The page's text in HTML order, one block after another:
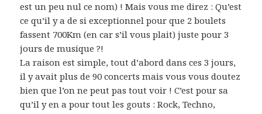
est un peu nul ce nom) ! Mais vous me direz : Qu’est
ce qu’il y a de si exceptionnel pour que 2 boulets
fassent 700Km (en car s’il vous plait) juste pour 3
jours de musique ?!
La raison est simple, tout d’abord dans ces 3 jours,
il y avait plus de 90 concerts mais vous vous doutez
bien que l’on ne peut pas tout voir ! C’est pour sa
qu’il y en a pour tout les gouts : Rock, Techno,